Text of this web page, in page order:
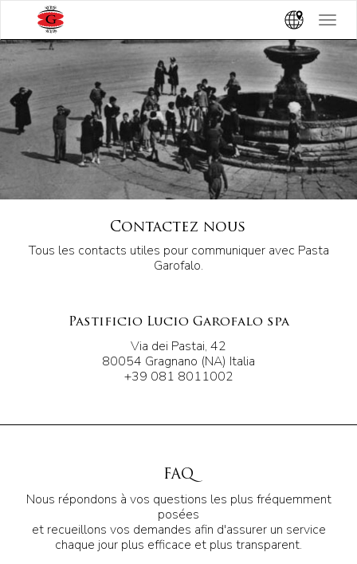
Toggle
Contactez nous
Tous les contacts utiles pour communiquer avec Pasta
Garofalo.
Pastificio Lucio Garofalo spa
Via dei Pastai, 42
80054 Gragnano (NA) Italia
+39 081 8011002
FAQ
Nous répondons à vos questions les plus fréquemment
posées
et recueillons vos demandes afin d'assurer un service
chaque jour plus efficace et plus transparent.